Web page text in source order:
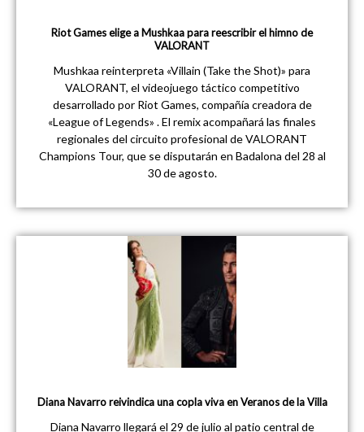
Riot Games elige a Mushkaa para reescribir el himno de
VALORANT
Mushkaa reinterpreta «Villain (Take the Shot)» para
VALORANT, el videojuego táctico competitivo
desarrollado por Riot Games, compañía creadora de
«League of Legends» . El remix acompañará las finales
regionales del circuito profesional de VALORANT
Champions Tour, que se disputarán en Badalona del 28 al
30 de agosto.
Diana Navarro reivindica una copla viva en Veranos de la Villa
Diana Navarro llegará el 29 de julio al patio central de